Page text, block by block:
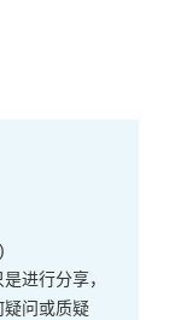
进行分享，
疑问或质疑